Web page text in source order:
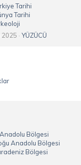
Tarihi
Tarihi
2025 YÜZÜCÜ
Bölgesi
Anadolu Bölgesi
Bölgesi